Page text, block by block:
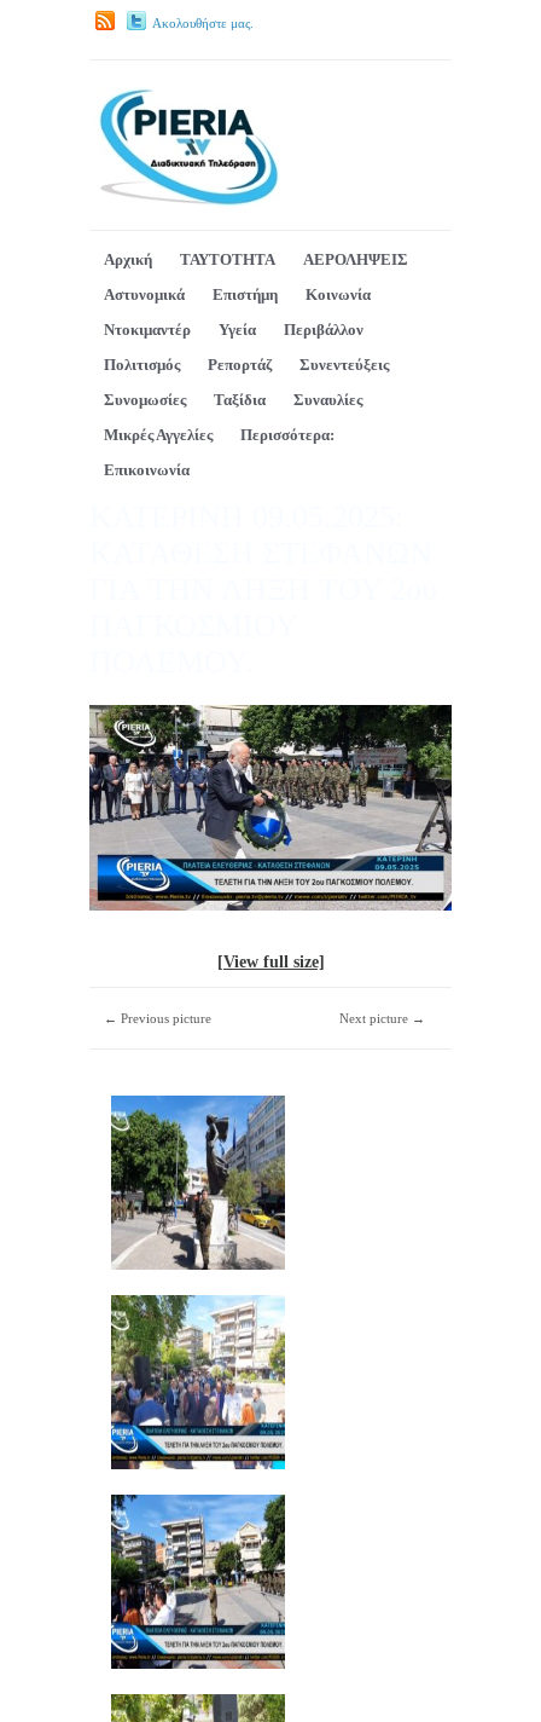
Ακολουθήστε μας.
Αρχική ΤΑΥΤΟΤΗΤΑ
ΑΕΡΟΛΗΨΕΙΣ
Αστυνομικά
Επιστήμη
Κοινωνία
Ντοκιμαντέρ
Υγεία
Περιβάλλον
Πολιτισμός
Ρεπορτάζ
Συνεντεύξεις
Συνομωσίες
Ταξίδια
Συναυλίες
Μικρές Αγγελίες
Περισσότερα:
Επικοινωνία
[View full size]
← Previous picture Next picture →